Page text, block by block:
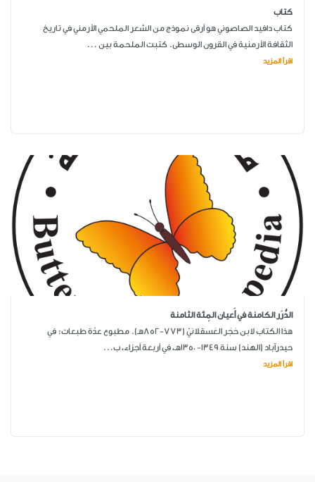
كتاب
كتاب دافيد الصاصوني هو أرقى نموذج من الشعر الملحمي الأرمني في تاريخ
الثقافة الأرمنية في القرون الوسطى. كتبت الملحمة بين ...
اقرأ المزيد
الدُّرَر الكامنة في أَعيان المِئة الثامنة
هذا الكتاب لابن حَجَر العَسقلانيّ (773-852هـ). مطبوع عدّة طبعات: في
حيدرآباد (الهند) سنة 1349- 1350هـ، في أربعة أجزاء، ب...
اقرأ المزيد